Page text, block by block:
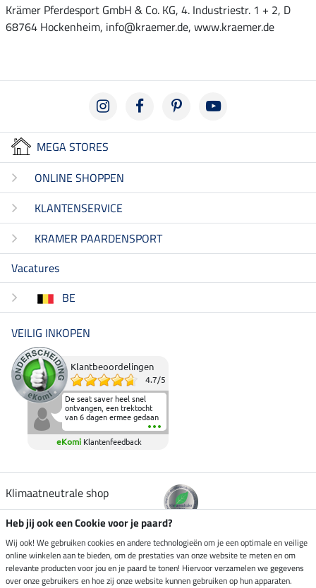
Krämer Pferdesport GmbH & Co. KG, 4. Industriestr. 1 + 2, D
68764 Hockenheim, info@kraemer.de, www.kraemer.de
MEGA STORES
ONLINE SHOPPEN
KLANTENSERVICE
KRAMER PAARDENSPORT
Vacatures
BE
VEILIG INKOPEN
Klantbeoordelingen
4.7/5
De seat saver heel snel
ontvangen, een trektocht
van 6 dagen ermee gedaan
en deze heeft de beproeving
fantastisch doorstaan.
Heerlijk zacht om op te
elkaar in het zadel.
eKomi Klantenfeedback
Klimaatneutrale shop
Verzending per
Heb jij ook een Cookie voor je paard?
Wij ook! We gebruiken cookies en andere technologieën om je een optimale en veilige
online winkelen aan te bieden, om de prestaties van onze website te meten en om
relevante producten voor jou en je paard te tonen! Hiervoor verzamelen we gegevens
over onze gebruikers en hoe zij onze website kunnen gebruiken op hun apparaten.